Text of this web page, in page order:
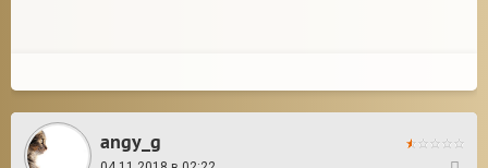
angy_g